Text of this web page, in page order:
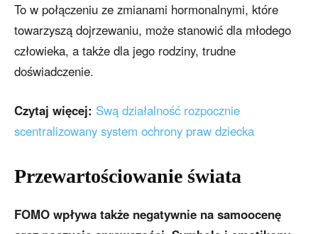
To w połączeniu ze zmianami hormonalnymi, które
towarzyszą dojrzewaniu, może stanowić dla młodego
człowieka, a także dla jego rodziny, trudne
doświadczenie.
Czytaj więcej: Swą działalność rozpocznie
scentralizowany system ochrony praw dziecka
Przewartościowanie świata
FOMO wpływa także negatywnie na samoocenę